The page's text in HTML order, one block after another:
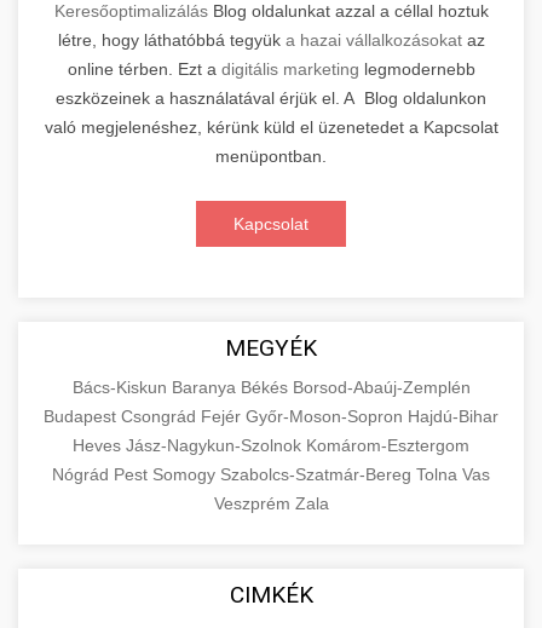
KeresőoptimalizálásBlog oldalunkat azzal a céllal hoztuk
létre, hogy láthatóbbá tegyük a hazai vállalkozásokataz
online térben. Ezt a digitális marketing legmodernebb
eszközeinek a használatával érjük el. A Blog oldalunkon
való megjelenéshez, kérünk küld el üzenetedet a Kapcsolat
menüpontban.
Kapcsolat
MEGYÉK
Bács-Kiskun Baranya Békés Borsod-Abaúj-Zemplén
Budapest Csongrád Fejér Győr-Moson-Sopron Hajdú-Bihar
Heves Jász-Nagykun-Szolnok Komárom-Esztergom
Nógrád Pest Somogy Szabolcs-Szatmár-Bereg Tolna Vas
Veszprém Zala
CIMKÉK